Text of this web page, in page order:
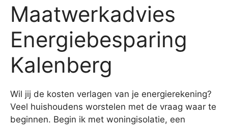
Maatwerkadvies
Energiebesparing
Kalenberg
Wil jij de kosten verlagen van je energierekening?
Veel huishoudens worstelen met de vraag waar te
beginnen. Begin ik met woningisolatie, een